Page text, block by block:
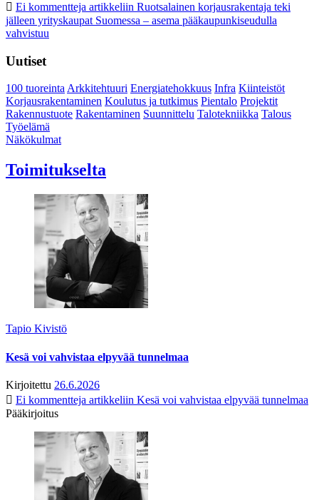
Ei kommentteja artikkeliin Ruotsalainen korjausrakentaja teki
jälleen yrityskaupat Suomessa – asema pääkaupunkiseudulla
vahvistuu
Uutiset
100 tuoreintaArkkitehtuuri Energiatehokkuus Infra Kiinteistöt
Korjausrakentaminen Koulutus ja tutkimus Pientalo Projektit
Rakennustuote Rakentaminen Suunnittelu Talotekniikka Talous
Työelämä
Näkökulmat
Toimitukselta
Tapio Kivistö
Kesä voi vahvistaa elpyvää tunnelmaa
Kirjoitettu 26.6.2026
Ei kommentteja artikkeliin Kesä voi vahvistaa elpyvää tunnelmaa
Pääkirjoitus